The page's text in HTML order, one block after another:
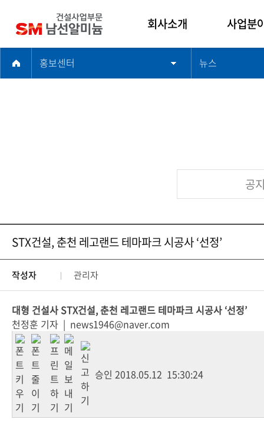
회사소개
인사말
찾아오시는길
사업분
건축사업
홍보센터 뉴스
공
STX건설, 춘천 레고랜드 테마파크 시공사 ‘선정’
작성자 관리자
대형 건설사 STX건설, 춘천 레고랜드 테마파크 시공사 ‘선정’
천정훈 기자 | news1946@naver.com
승인 2018.05.12 15:30:24